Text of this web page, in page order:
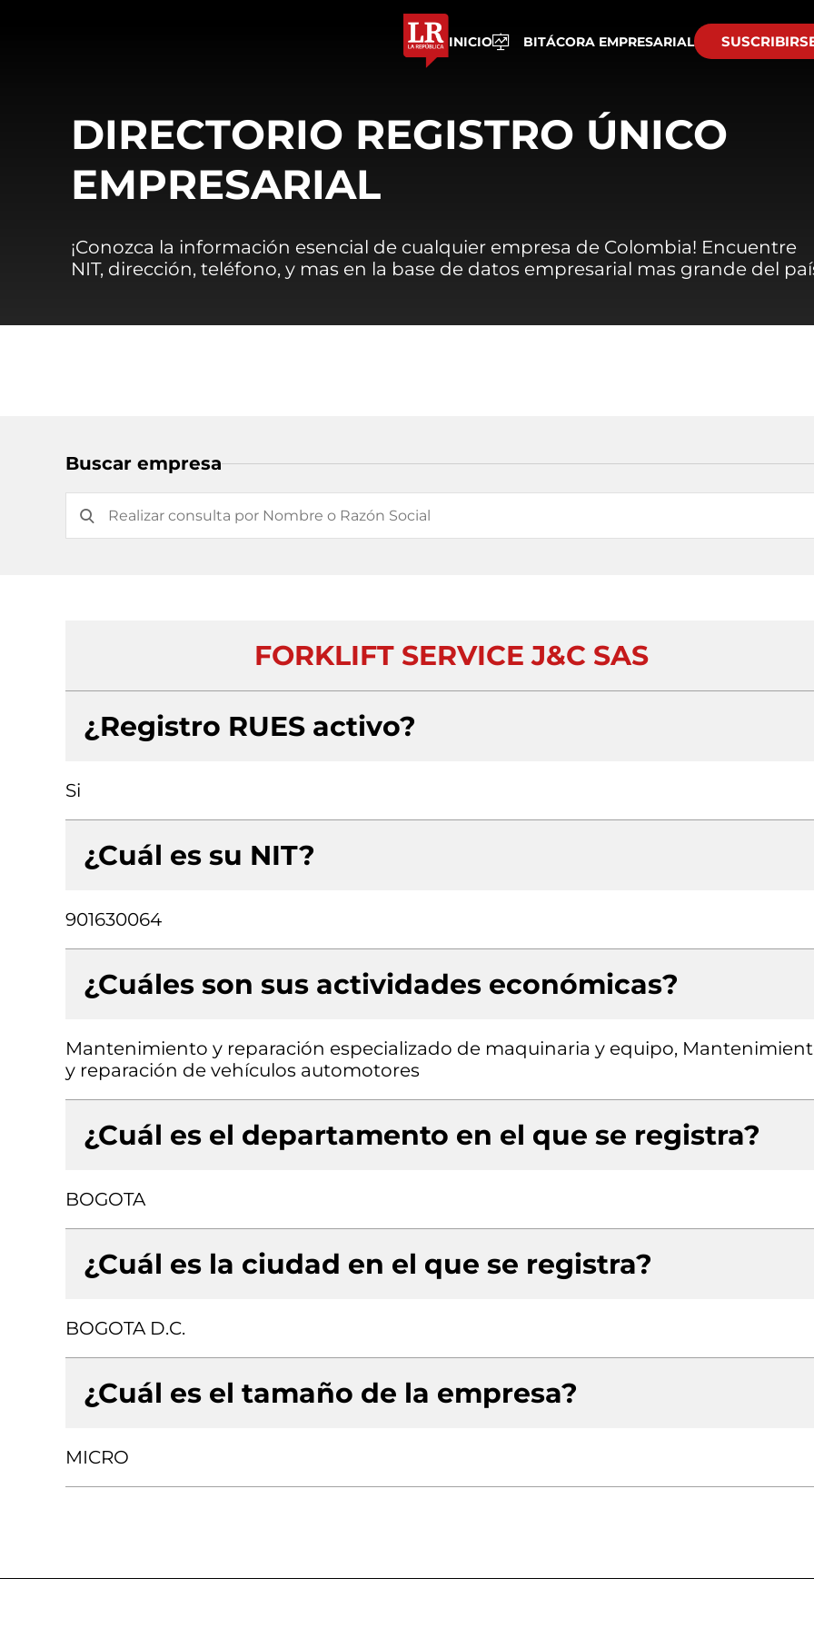
INICIO BITÁCORA EMPRESARIAL
DIRECTORIO REGISTRO ÚNICO
EMPRESARIAL
¡Conozca la información esencial de cualquier empresa de Colombia! Encuentre
NIT, dirección, teléfono, y mas en la base de datos empresarial mas grande del
Buscar empresa
FORKLIFT SERVICE J&C SAS
¿Registro RUES activo?
Si
¿Cuál es su NIT?
901630064
¿Cuáles son sus actividades económicas?
Mantenimiento y reparación especializado de maquinaria y equipo,
y reparación de vehículos automotores
¿Cuál es el departamento en el que se registra?
BOGOTA
¿Cuál es la ciudad en el que se registra?
BOGOTA D.C.
¿Cuál es el tamaño de la empresa?
MICRO